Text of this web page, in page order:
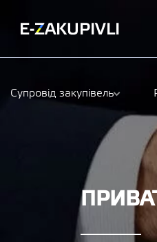
Супровід закупівель